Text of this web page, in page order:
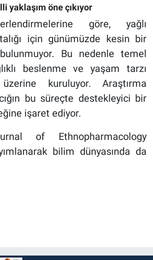
yaklaşım öne çıkıyor
göre, yağlı
için günümüzde kesin bir
Bu nedenle temel
beslenme ve yaşam tarzı
kuruluyor. Araştırma
bu süreçte destekleyici bir
işaret ediyor.
of Ethnopharmacology
bilim dünyasında da